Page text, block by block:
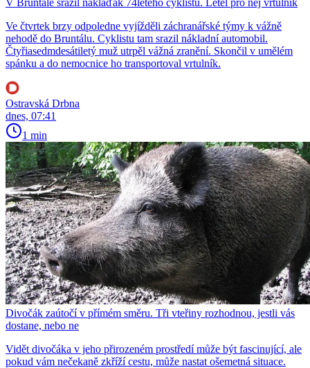
Ve čtvrtek brzy odpoledne vyjížděli záchranářské týmy k vážně
nehodě do Bruntálu. Cyklistu tam srazil nákladní automobil.
Čtyřiasedmdesátiletý muž utrpěl vážná zranění. Skončil v umělém
spánku a do nemocnice ho transportoval vrtulník.
Ostravská Drbna
dnes, 07:41
1 min
Divočák zaútočí v přímém směru. Tři vteřiny rozhodnou, jestli vás
dostane, nebo ne
Vidět divočáka v jeho přirozeném prostředí může být fascinující, ale
pokud vám nečekaně zkříží cestu, může nastat ošemetná situace.